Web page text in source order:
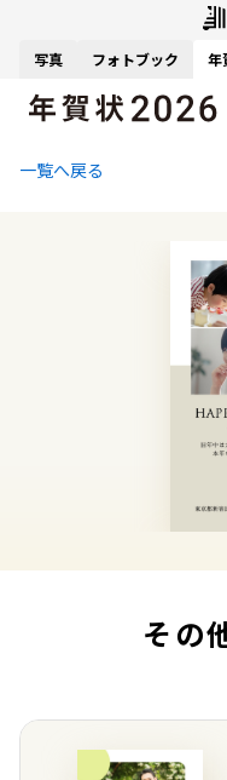
写真 フォトブック 年
一覧へ戻る
その